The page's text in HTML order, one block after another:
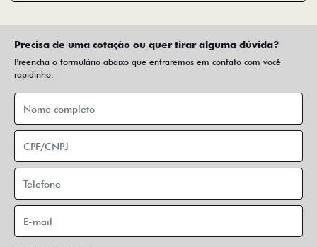
Precisa de uma cotação ou quer tirar alguma dúvida?
Preencha o formulário abaixo que entraremos em contato com você
rapidinho.